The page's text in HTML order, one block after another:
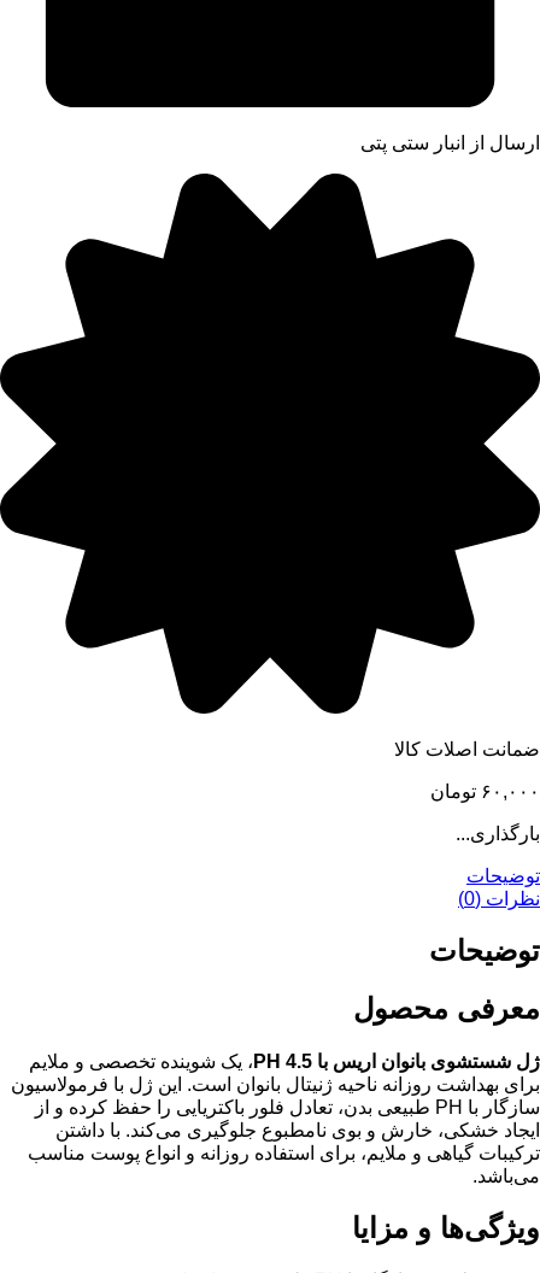
ارسال از انبار ستی پتی
ضمانت اصلات کالا
۶۰,۰۰۰ تومان
بارگذاری...
توضیحات
نظرات (0)
توضیحات
معرفی محصول
ژل شستشوی بانوان اریس با PH 4.5
، یک شوینده تخصصی و ملایم
برای بهداشت روزانه ناحیه ژنیتال بانوان است. این ژل با فرمولاسیون
سازگار با PH طبیعی بدن، تعادل فلور باکتریایی را حفظ کرده و از
ایجاد خشکی، خارش و بوی نامطبوع جلوگیری می‌کند. با داشتن
ترکیبات گیاهی و ملایم، برای استفاده روزانه و انواع پوست مناسب
می‌باشد.
ویژگی‌ها و مزایا